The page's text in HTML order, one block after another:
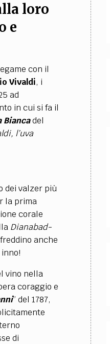
loro
e
con il
Vivaldi, i
ad
in cui si fa il
Biancadel
l’uva
dei valzer più
la prima
corale
Dianabad-
anche
vino nella
coraggio e
” del 1787,
di